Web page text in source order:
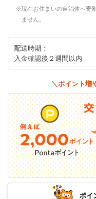
現在お住まいの自治体へ寄
ません。
配送時期：
入金確認後２週間以内
＼ポイント増
ポイ